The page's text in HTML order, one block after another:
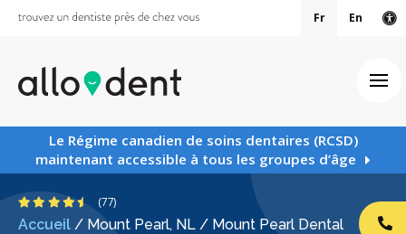
Fr En
Le Régime canadien de soins dentaires (RCSD)
maintenant accessible à tous les groupes d’âge
Accueil / Mount Pearl, NL / Mount Pearl Dental
4.5 étoiles
(77)